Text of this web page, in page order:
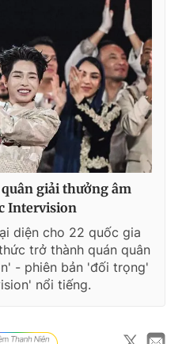
giải thưởng âm
Intervision
diện cho 22 quốc gia
trở thành quán quân
- phiên bản 'đối trọng'
nổi tiếng.